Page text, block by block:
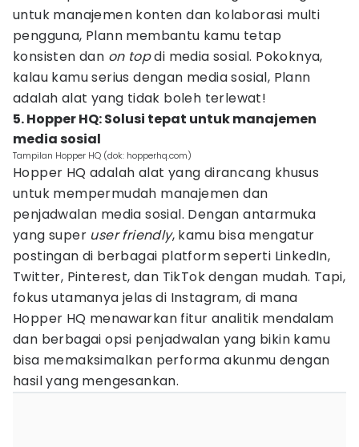
untuk manajemen konten dan kolaborasi multi
pengguna, Plann membantu kamu tetap
konsisten dan on topdi media sosial. Pokoknya,
kalau kamu serius dengan media sosial, Plann
adalah alat yang tidak boleh terlewat!
5. Hopper HQ: Solusi tepat untuk manajemen
media sosial
Tampilan Hopper HQ (dok: hopperhq.com)
Hopper HQ adalah alat yang dirancang khusus
untuk mempermudah manajemen dan
penjadwalan media sosial. Dengan antarmuka
yang super user friendly, kamu bisa mengatur
postingan di berbagai platform seperti LinkedIn,
Twitter, Pinterest, dan TikTok dengan mudah. Tapi,
fokus utamanya jelas di Instagram, di mana
Hopper HQ menawarkan fitur analitik mendalam
dan berbagai opsi penjadwalan yang bikin kamu
bisa memaksimalkan performa akunmu dengan
hasil yang mengesankan.